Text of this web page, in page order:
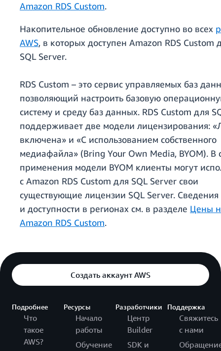
Amazon RDS Custom.
Накопительное обновление доступно во всех
AWS, в которых доступен Amazon RDS Custom
SQL Server.
RDS Custom – это сервис управляемых баз
позволяющий настроить базовую
систему и среду баз данных. RDS Custom для
поддерживает две модели лицензирования:
включена» и «С использованием собственного
медиафайла» (Bring Your Own Media, BYOM). В
применения модели BYOM клиенты могут
с Amazon RDS Custom для SQL Server свои
существующие лицензии SQL Server. Сведения
и доступности в регионах см. в разделе Цены
Amazon RDS Custom.
Создать аккаунт AWS
Подробнее
Что
такое
AWS?
Ресурсы
Начало
работы
Обучение
Разработчики
Центр
Builder
SDK и
Поддержка
Свяжитесь
с нами